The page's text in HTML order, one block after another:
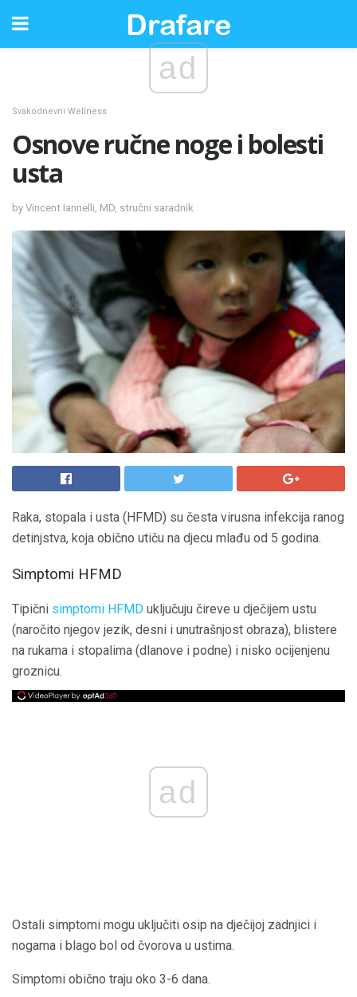
ad
Svakodnevni Wellness
Osnove ručne noge i bolesti
usta
by Vincent Iannelli, MD, stručni saradnik
Raka, stopala i usta (HFMD) su česta virusna infekcija ranog
detinjstva, koja obično utiču na djecu mlađu od 5 godina.
Simptomi HFMD
Tipični simptomi HFMD uključuju čireve u dječijem ustu
(naročito njegov jezik, desni i unutrašnjost obraza), blistere
na rukama i stopalima (dlanove i podne) i nisko ocijenjenu
groznicu.
ad
Ostali simptomi mogu uključiti osip na dječijoj zadnjici i
nogama i blago bol od čvorova u ustima.
Simptomi obično traju oko 3-6 dana.